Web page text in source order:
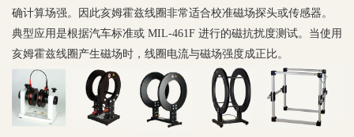
确计算场强。因此亥姆霍兹线圈非常适合校准磁场探头或传感器。
典型应用是根据汽车标准或 MIL-461F 进行的磁抗扰度测试。当使用
亥姆霍兹线圈产生磁场时，线圈电流与磁场强度成正比。